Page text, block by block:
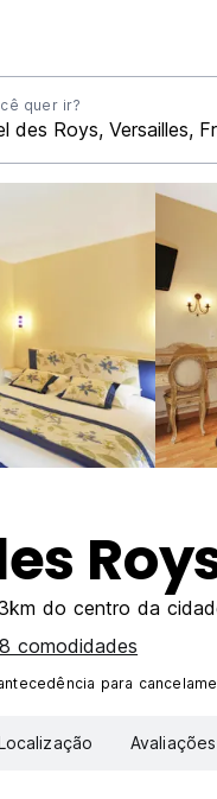
quer ir?
do centro da
comodidades
para
Avaliações